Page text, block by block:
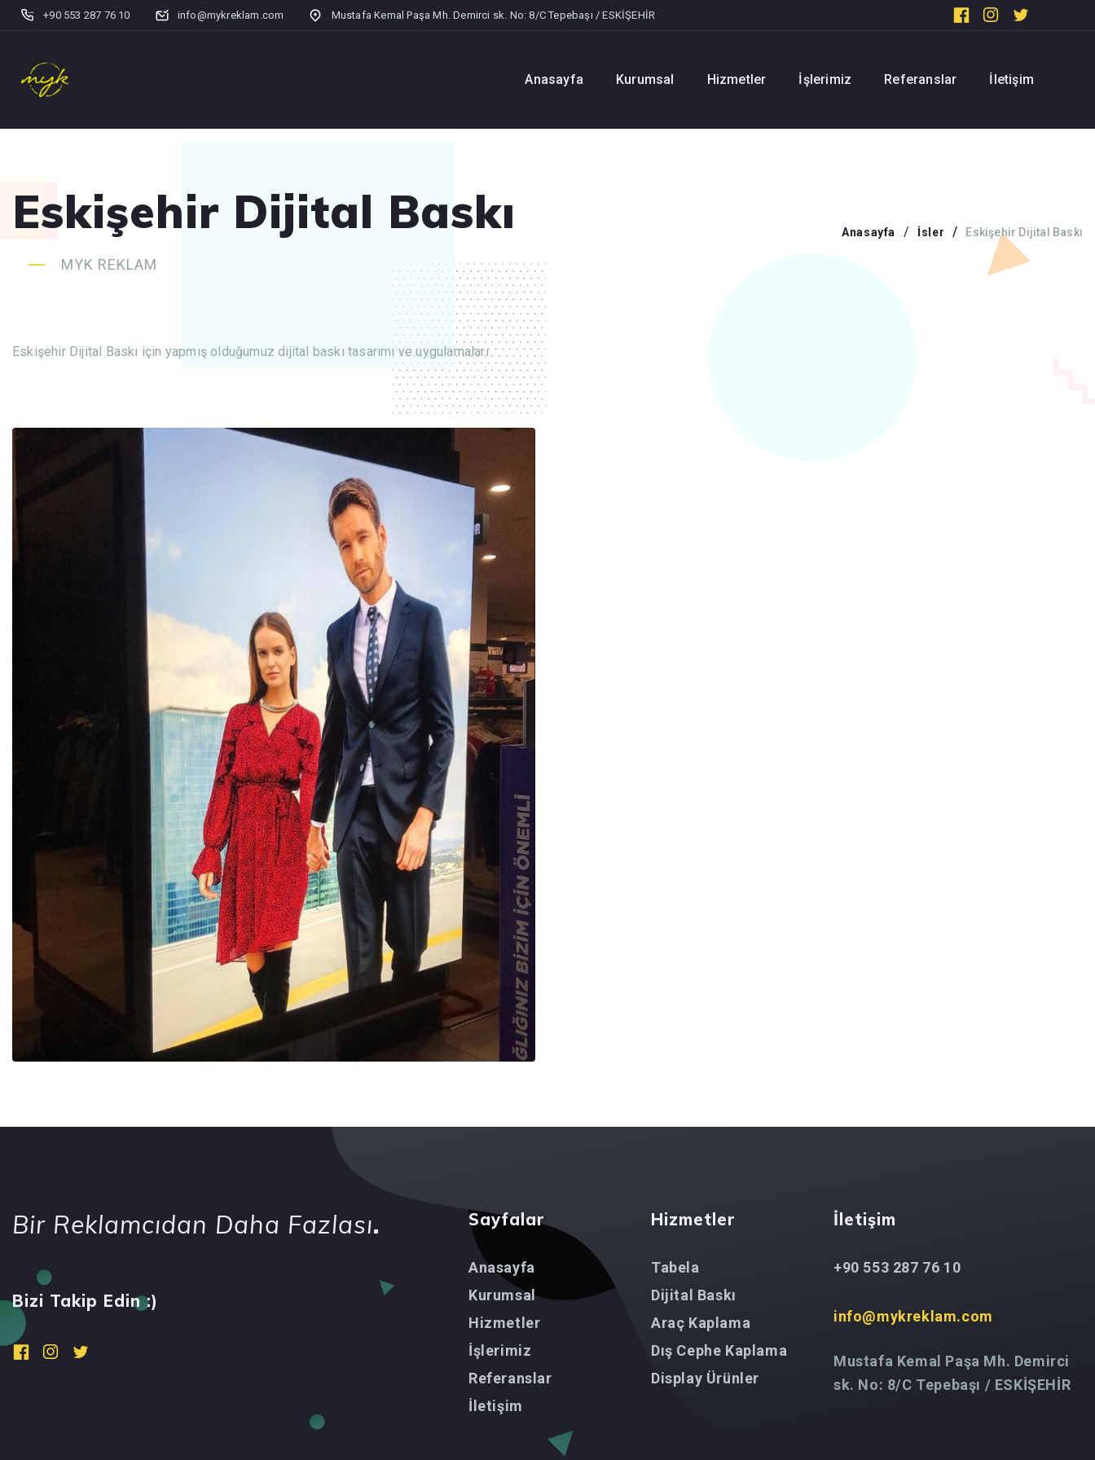
+90 553 287 76 10 info@mykreklam.com Mustafa Kemal Paşa Mh. Demirci sk. No: 8/C Tepebaşı / ESKİŞEHİR
Anasayfa Kurumsal Hizmetler İşlerimiz Referanslar İletişim
Eskişehir Dijital Baskı
MYK REKLAM
Anasayfa İsler Eskişehir Dijital Baskı
Eskişehir Dijital Baskı için yapmış olduğumuz dijital baskı tasarımı ve uygulamaları.
Bir Reklamcıdan Daha Fazlası.
Bizi Takip Edin :)
Sayfalar
Anasayfa
Kurumsal
Hizmetler
İşlerimiz
Referanslar
İletişim
Hizmetler
Tabela
Dijital Baskı
Araç Kaplama
Dış Cephe Kaplama
Display Ürünler
İletişim
+90 553 287 76 10
info@mykreklam.com
Mustafa Kemal Paşa Mh. Demirci
sk. No: 8/C Tepebaşı / ESKİŞEHİR